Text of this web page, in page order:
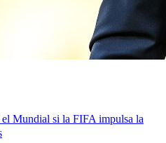
Mundial si la FIFA impulsa la